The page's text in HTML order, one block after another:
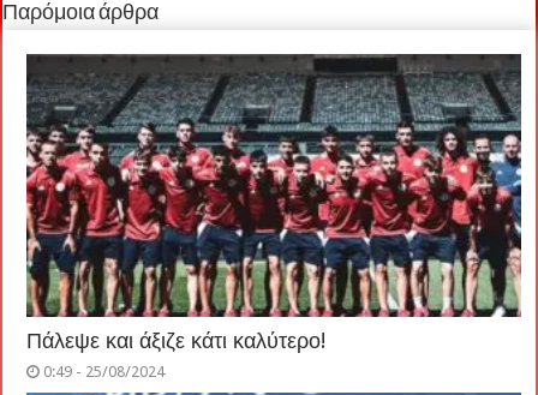
Παρόμοια άρθρα
Πάλεψε και άξιζε κάτι καλύτερο!
0:49 - 25/08/2024